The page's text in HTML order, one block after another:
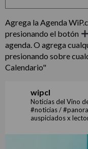
Agrega la Agenda
presionando el botón
agenda. O agrega
presionando sobre
Calendario"
wipcl
Noticias del Vino
#noticias /
auspiciados x